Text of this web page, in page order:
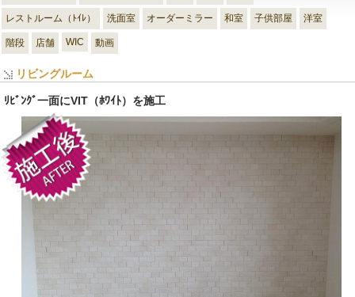
レストルーム（ﾄｲﾚ） 洗面室 オーダーミラー 和室 子供部屋 洋室
階段 店舗 WIC 動画
リビングルーム
ﾘﾋﾞﾝｸﾞ一面にVIT（ﾎﾜｲﾄ）を施工